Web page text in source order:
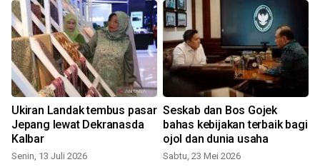
Ukiran Landak tembus pasar
Jepang lewat Dekranasda
Kalbar
Senin, 13 Juli 2026
Seskab dan Bos Gojek
bahas kebijakan terbaik bagi
ojol dan dunia usaha
Sabtu, 23 Mei 2026